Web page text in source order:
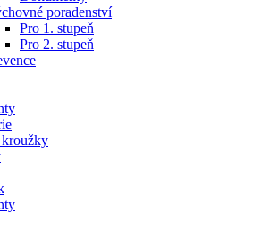
poradenství
Pro 1. stupeň
Pro 2. stupeň